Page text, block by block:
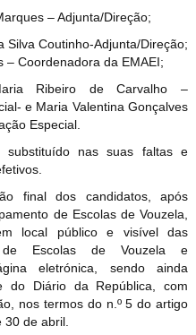
– Adjunta/Direção;
Silva Coutinho-Adjunta/Direção;
– Coordenadora da EMAEI;
Ribeiro de Carvalho –
e Maria Valentina Gonçalves
Especial.
nas suas faltas e
final dos candidatos, após
de Escolas de Vouzela,
local público e visível das
de Escolas de Vouzela e
eletrónica, sendo ainda
do Diário da República, com
nos termos do n.º 5 do artigo
30 de abril.